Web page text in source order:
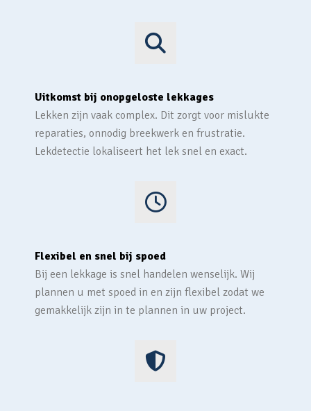
Uitkomst bij onopgeloste lekkages
Lekken zijn vaak complex. Dit zorgt voor mislukte
reparaties, onnodig breekwerk en frustratie.
Lekdetectie lokaliseert het lek snel en exact.
Flexibel en snel bij spoed
Bij een lekkage is snel handelen wenselijk. Wij
plannen u met spoed in en zijn flexibel zodat we
gemakkelijk zijn in te plannen in uw project.